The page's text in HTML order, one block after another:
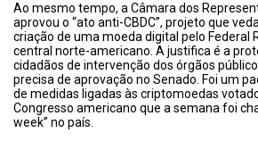
Ao mesmo tempo, a Câmara dos
aprovou o “ato anti-CBDC”, projeto que
criação de uma moeda digital pelo Federal
central norte-americano. A justifica é a
cidadãos de intervenção dos órgãos
precisa de aprovação no Senado. Foi um
de medidas ligadas às criptomoedas
Congresso americano que a semana foi
week” no país.